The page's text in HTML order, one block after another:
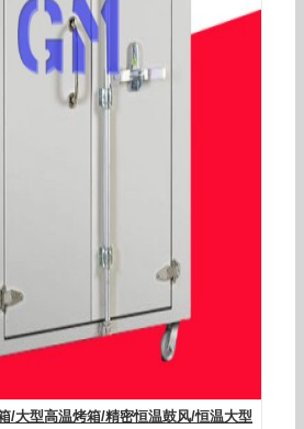
/大型高温烤箱/精密恒温鼓风/恒温大型